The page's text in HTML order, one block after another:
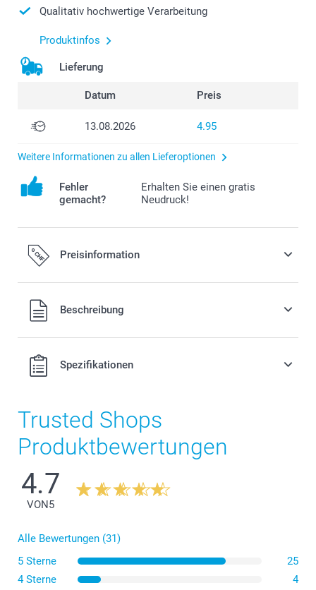
Qualitativ hochwertige Verarbeitung
Produktinfos
Lieferung
Datum Preis
13.08.2026 4.95
Weitere Informationen zu allen Lieferoptionen
Fehler
gemacht?
Erhalten Sie einen gratis
Neudruck!
Preisinformation
Alle Preise verstehen sich in Schweizer Franken (CHF) inkl.
MwSt. und zzgl. Versandkosten.
Beschreibung
Spezifikationen
Trusted Shops
Produktbewertungen
4.7
VON5
Alle Bewertungen (31)
5 Sterne
25
4 Sterne
4